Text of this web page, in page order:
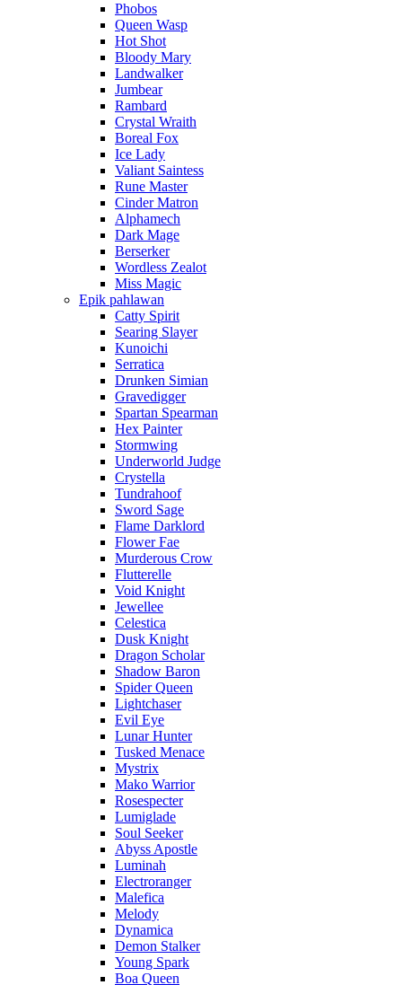
Phobos
Queen Wasp
Hot Shot
Bloody Mary
Landwalker
Jumbear
Rambard
Crystal Wraith
Boreal Fox
Ice Lady
Valiant Saintess
Rune Master
Cinder Matron
Alphamech
Dark Mage
Berserker
Wordless Zealot
Miss Magic
Epik pahlawan
Catty Spirit
Searing Slayer
Kunoichi
Serratica
Drunken Simian
Gravedigger
Spartan Spearman
Hex Painter
Stormwing
Underworld Judge
Crystella
Tundrahoof
Sword Sage
Flame Darklord
Flower Fae
Murderous Crow
Flutterelle
Void Knight
Jewellee
Celestica
Dusk Knight
Dragon Scholar
Shadow Baron
Spider Queen
Lightchaser
Evil Eye
Lunar Hunter
Tusked Menace
Mystrix
Mako Warrior
Rosespecter
Lumiglade
Soul Seeker
Abyss Apostle
Luminah
Electroranger
Malefica
Melody
Dynamica
Demon Stalker
Young Spark
Boa Queen